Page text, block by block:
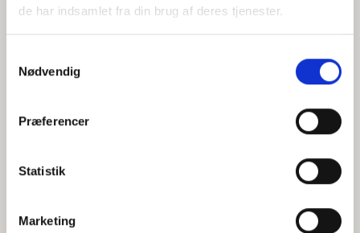
de har indsamlet fra din brug af deres tjenester.
Nødvendig
Præferencer
Statistik
Marketing
Hvem er CEPOS